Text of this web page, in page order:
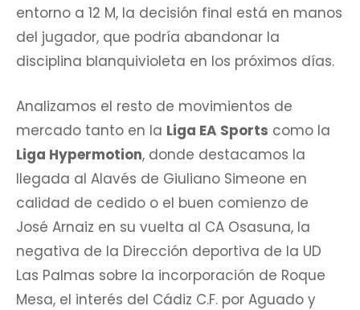
entorno a 12 M, la decisión final está en manos
del jugador, que podría abandonar la
disciplina blanquivioleta en los próximos días.
Analizamos el resto de movimientos de
mercado tanto en la Liga EA Sports como la
Liga Hypermotion, donde destacamos la
llegada al Alavés de Giuliano Simeone en
calidad de cedido o el buen comienzo de
José Arnaiz en su vuelta al CA Osasuna, la
negativa de la Dirección deportiva de la UD
Las Palmas sobre la incorporación de Roque
Mesa, el interés del Cádiz C.F. por Aguado y